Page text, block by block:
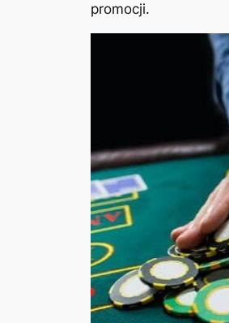
promocji.